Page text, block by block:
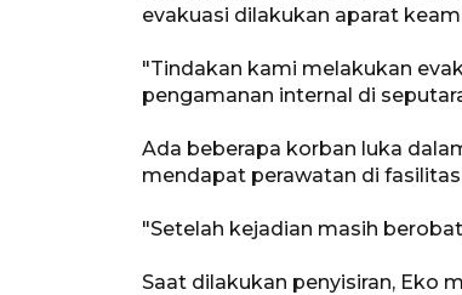
evakuasi dilakukan aparat
"Tindakan kami melakukan
pengamanan internal di
Ada beberapa korban luka
mendapat perawatan di
"Setelah kejadian masih
Saat dilakukan penyisiran, Eko